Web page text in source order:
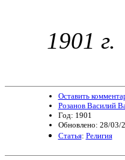
1901 г.
Оставить
Розанов Василий
Год: 1901
Обновлено: 28/03/
Статья: Религия